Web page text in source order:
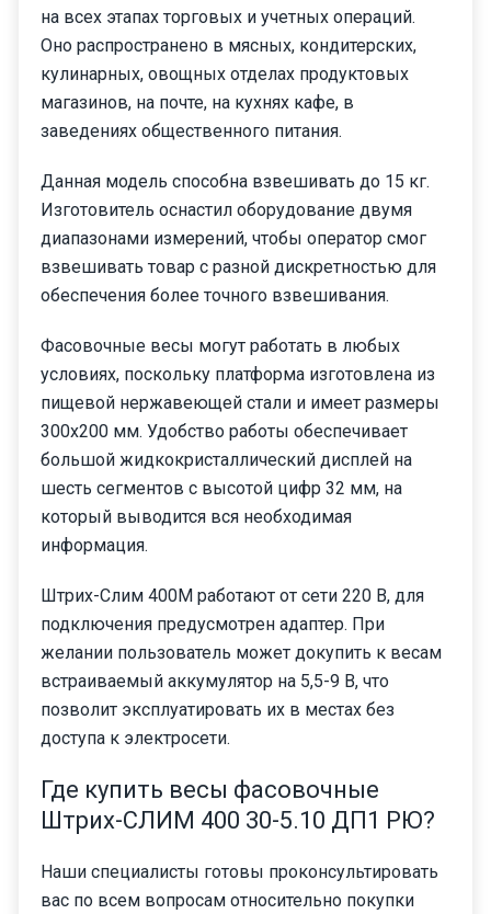
на всех этапах торговых и учетных операций.
Оно распространено в мясных, кондитерских,
кулинарных, овощных отделах продуктовых
магазинов, на почте, на кухнях кафе, в
заведениях общественного питания.
Данная модель способна взвешивать до 15 кг.
Изготовитель оснастил оборудование двумя
диапазонами измерений, чтобы оператор смог
взвешивать товар с разной дискретностью для
обеспечения более точного взвешивания.
Фасовочные весы могут работать в любых
условиях, поскольку платформа изготовлена из
пищевой нержавеющей стали и имеет размеры
300х200 мм. Удобство работы обеспечивает
большой жидкокристаллический дисплей на
шесть сегментов с высотой цифр 32 мм, на
который выводится вся необходимая
информация.
Штрих-Слим 400М работают от сети 220 В, для
подключения предусмотрен адаптер. При
желании пользователь может докупить к весам
встраиваемый аккумулятор на 5,5-9 В, что
позволит эксплуатировать их в местах без
доступа к электросети.
Где купить весы фасовочные
Штрих-СЛИМ 400 30-5.10 ДП1 РЮ?
Наши специалисты готовы проконсультировать
вас по всем вопросам относительно покупки